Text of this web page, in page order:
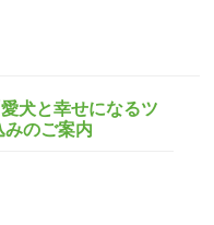
犬と幸せになるツ
みのご案内